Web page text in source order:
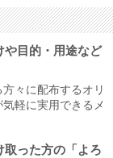
や目的・用途など
々に配布するオリ
軽に実用できるメ
取った方の「よろ